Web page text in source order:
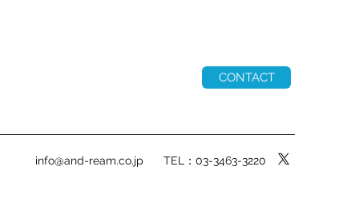
CONTACT
info@and-ream.co.jp TEL：03-3463-3220